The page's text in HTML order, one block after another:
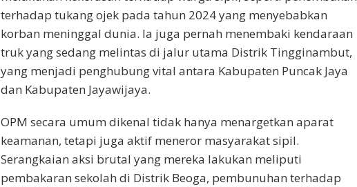
terhadap tukang ojek pada tahun 2024 yang menyebabkan
korban meninggal dunia. Ia juga pernah menembaki kendaraan
truk yang sedang melintas di jalur utama Distrik Tingginambut,
yang menjadi penghubung vital antara Kabupaten Puncak Jaya
dan Kabupaten Jayawijaya.
OPM secara umum dikenal tidak hanya menargetkan aparat
keamanan, tetapi juga aktif meneror masyarakat sipil.
Serangkaian aksi brutal yang mereka lakukan meliputi
pembakaran sekolah di Distrik Beoga, pembunuhan terhadap